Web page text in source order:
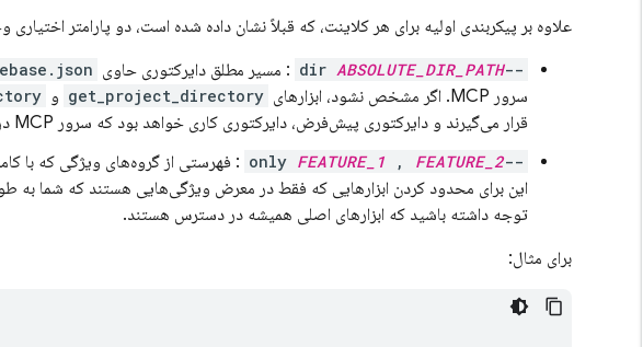
علاوه بر پیکربندی اولیه برای هر کلاینت، که قبلاً نشان داده شده است، دو پارامتر
--dir
ABSOLUTE_DIR_PATH : مسیر مطلق دایرکتوری حاوی
سرور MCP. اگر مشخص نشود، ابزارهای
get_project_directory و
قرار می‌گیرند و دایرکتوری پیش‌فرض، دایرکتوری کاری خواهد بود که سرور MCP در آن شروع به کار کرده است.
--only
FEATURE_1 , FEATURE_2
: فهرستی از گروه‌های ویژگی که با
این برای محدود کردن ابزارهایی که فقط در معرض ویژگی‌هایی هستند که شما به
توجه داشته باشید که ابزارهای اصلی همیشه در دسترس هستند.
برای مثال: